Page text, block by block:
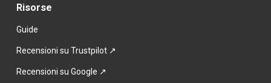
Risorse
Guide
Recensioni su Trustpilot ↗
Recensioni su Google ↗